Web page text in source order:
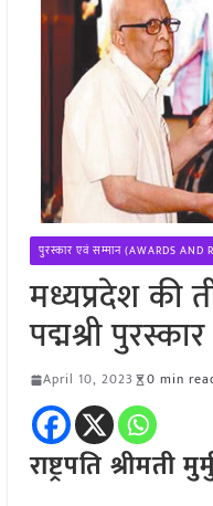
पुरस्कार एवं सम्मान (AWARDS AND
मध्यप्रदेश की
पद्मश्री पुरस्कार
April 10, 2023 0 min
राष्ट्रपति श्रीमती